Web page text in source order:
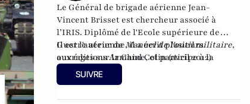
Le Général de brigade aérienne Jean-
Vincent Brisset est chercheur associé à
l’IRIS. Diplômé de l'Ecole supérieure de
Guerre aérienne, il a écrit plusieurs
ouvrages sur la Chine, et participe à la
rubrique défense dans
Il est l'auteur deManuel de l'outil militaire,
aux éditions Armand Colin (avril 2012)
SUIVRE